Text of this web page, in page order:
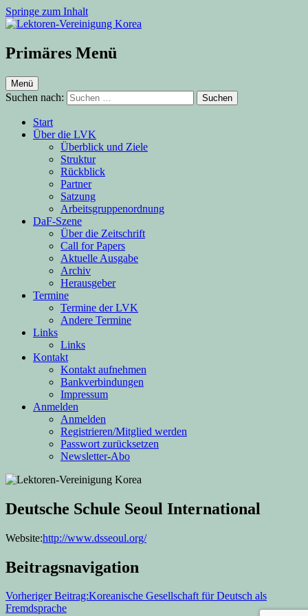
Springe zum Inhalt
Lektoren-Vereinigung Korea
Primäres Menü
Menü
Suchen nach:
Start
Über die LVK
Überblick und Ziele
Struktur
Rückblick
Partner
Satzung
Arbeitsgruppenordnung
DaF-Szene
Über die Zeitschrift
Call for Papers
Aktuelle Ausgabe
Archiv
Herausgeber
Termine
Termine der LVK
Andere Termine
Links
Links
Kontakt
Kontakt aufnehmen
Bankverbindungen
Impressum
Anmelden
Anmelden
Registrieren/Mitglied werden
Passwort zurücksetzen
Newsletter-Abo
Deutsche Schule Seoul International
Website:http://www.dsseoul.org/
Beitragsnavigation
Vorheriger Beitrag:Koreanische Gesellschaft für Deutsch als
Fremdsprache